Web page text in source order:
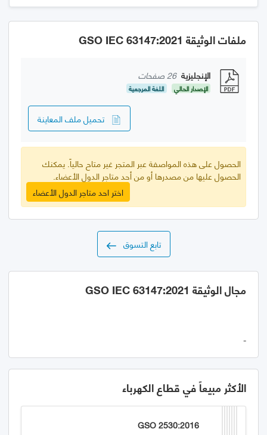
ملفات الوثيقة GSO IEC 63147:2021
الإنجليزية 26 صفحات
الإصدار الحالي اللغة المرجعية
تحميل ملف المعاينة
الحصول على هذه المواصفة عبر المتجر غير متاح حالياً. يمكنك
الحصول عليها من مصدرها أو من أحد متاجر الدول الأعضاء.
اختر احد متاجر الدول الأعضاء
تابع التسوق
مجال الوثيقة GSO IEC 63147:2021
-
الأكثر مبيعاً في قطاع الكهرباء
GSO 2530:2016